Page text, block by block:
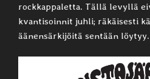
rockkappaletta. Tällä levyllä
kvantisoinnit juhli; räkäisesti
äänensärkijöitä sentään löytyy.